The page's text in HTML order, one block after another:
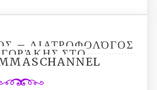
– ΔΙΑΤΡΟΦΟΛΌΓΟΣ
ΣΤΟ